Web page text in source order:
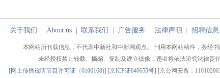
关于我们 About us| 联系我们 广告服务 法律声明 招聘信息
本网站所刊载信息，不代表中新社和中新网观点。 刊用本网站稿件，务经
未经授权禁止转载、摘编、复制及建立镜像，违者将依法追究法律责
[网上传播视听节目许可证（0106168)] [京ICP证040655号] [京公网安备：